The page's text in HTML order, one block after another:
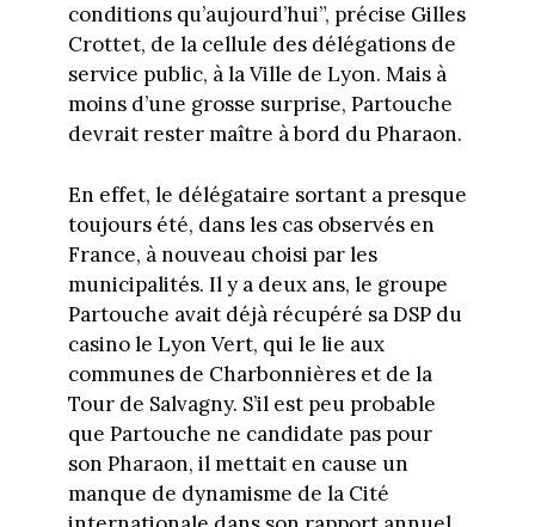
conditions qu’aujourd’hui”, précise Gilles
Crottet, de la cellule des délégations de
service public, à la Ville de Lyon. Mais à
moins d’une grosse surprise, Partouche
devrait rester maître à bord du Pharaon.
En effet, le délégataire sortant a presque
toujours été, dans les cas observés en
France, à nouveau choisi par les
municipalités. Il y a deux ans, le groupe
Partouche avait déjà récupéré sa DSP du
casino le Lyon Vert, qui le lie aux
communes de Charbonnières et de la
Tour de Salvagny. S’il est peu probable
que Partouche ne candidate pas pour
son Pharaon, il mettait en cause un
manque de dynamisme de la Cité